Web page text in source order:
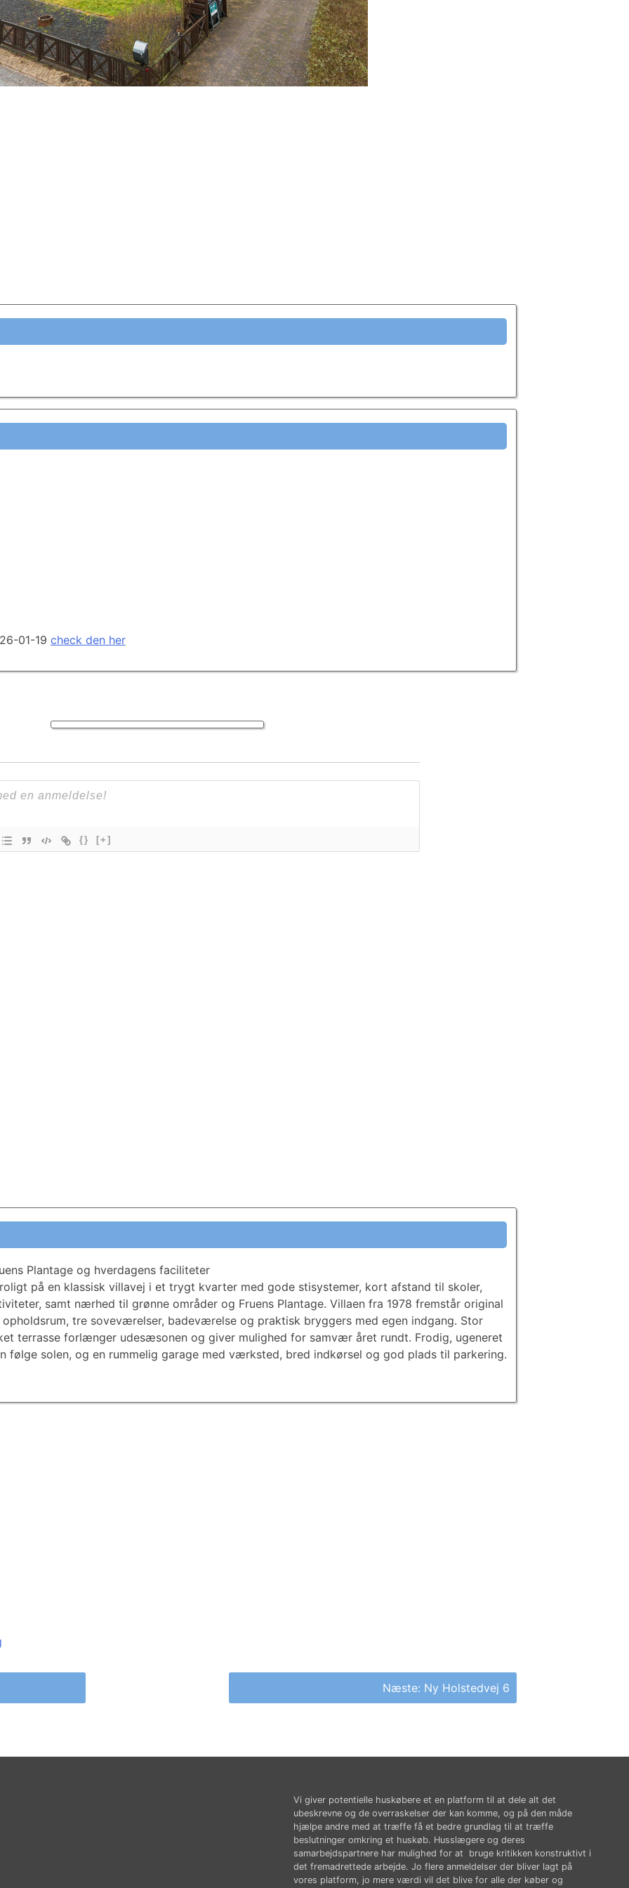
{} [+]
Plantage og hverdagens faciliteter
på en klassisk villavej i et trygt kvarter med gode stisystemer, kort afstand til skoler,
samt nærhed til grønne områder og Fruens Plantage. Villaen fra 1978 fremstår original
tre soveværelser, badeværelse og praktisk bryggers med egen indgang. Stor
terrasse forlænger udesæsonen og giver mulighed for samvær året rundt. Frodig, ugeneret
følge solen, og en rummelig garage med værksted, bred indkørsel og god plads til parkering.
01-19 check den her
Næste: Ny Holstedvej 6
Vi giver potentielle huskøbere et en platform til at dele alt det
ubeskrevne og de overraskelser der kan komme, og på den måde
hjælpe andre med at træffe få et bedre grundlag til at træffe
beslutninger omkring et huskøb. Husslægere og deres
samarbejdspartnere har mulighed for at bruge kritikken konstruktivt i
det fremadrettede arbejde. Jo flere anmeldelser der bliver lagt på
vores platform, jo mere værdi vil det blive for alle der køber og